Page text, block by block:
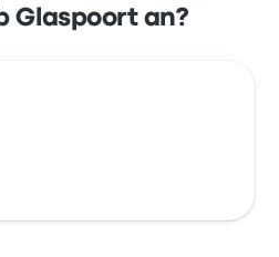
Glaspoort an?